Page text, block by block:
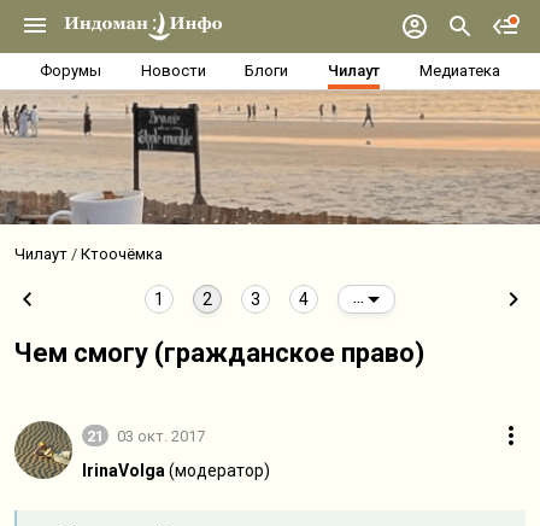
Форумы Новости Блоги Чилаут Медиатека
Чилаут Ктоочёмка
1 2 3 4
Чем смогу (гражданское право)
21 03 окт. 2017
IrinaVolga (модератор)